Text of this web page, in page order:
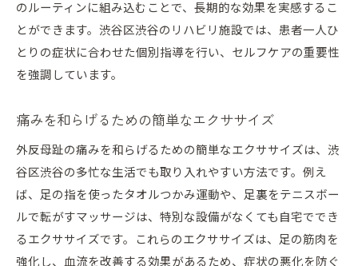
のルーティンに組み込むことで、長期的な効果を実感するこ
とができます。渋谷区渋谷のリハビリ施設では、患者一人ひ
とりの症状に合わせた個別指導を行い、セルフケアの重要性
を強調しています。
痛みを和らげるための簡単なエクササイズ
外反母趾の痛みを和らげるための簡単なエクササイズは、渋
谷区渋谷の多忙な生活でも取り入れやすい方法です。例え
ば、足の指を使ったタオルつかみ運動や、足裏をテニスボー
ルで転がすマッサージは、特別な設備がなくても自宅ででき
るエクササイズです。これらのエクササイズは、足の筋肉を
強化し、血流を改善する効果があるため、症状の悪化を防ぐ